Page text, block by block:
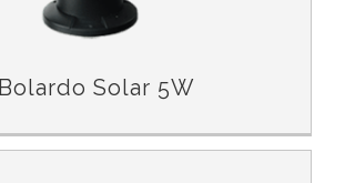
Bolardo Solar 5W